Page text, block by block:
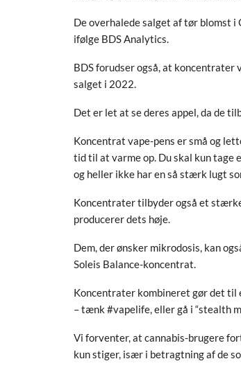
De overhalede salget af tør blomst i
ifølge BDS Analytics.
BDS forudser også, at
salget i 2022.
Det er let at se deres appel, da de
Koncentrat vape-pens er små og
tid til at varme op. Du skal kun tage
og heller ikke har en så stærk lugt
Koncentrater tilbyder også et
producerer dets høje.
Dem, der ønsker mikrodosis, kan
Soleis Balance-koncentrat.
Koncentrater kombineret gør det til
– tænk #vapelife, eller gå i “stealth
Vi forventer, at cannabis-brugere
kun stiger, især i betragtning af de